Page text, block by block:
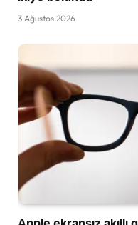
3 Ağustos 2026